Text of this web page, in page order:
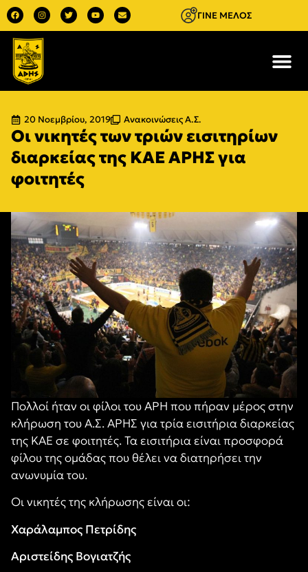
ΓΙΝΕ ΜΕΛΟΣ
20 Νοεμβρίου, 2019 Ανακοινώσεις Α.Σ.
Οι νικητές των τριών εισιτηρίων
διαρκείας της ΚΑΕ ΑΡΗΣ για
φοιτητές
Πολλοί ήταν οι φίλοι του ΑΡΗ που πήραν μέρος στην
κλήρωση του Α.Σ. ΑΡΗΣ για τρία εισιτήρια διαρκείας
της ΚΑΕ σε φοιτητές. Τα εισιτήρια είναι προσφορά
φίλου της ομάδας που θέλει να διατηρήσει την
ανωνυμία του.
Οι νικητές της κλήρωσης είναι οι:
Χαράλαμπος Πετρίδης
Αριστείδης Βογιατζής